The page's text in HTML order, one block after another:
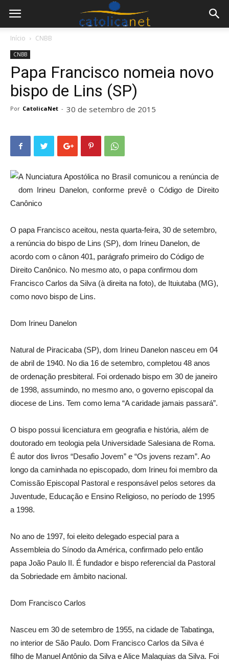
Início CNBB
CNBB
Papa Francisco nomeia novo
bispo de Lins (SP)
Por CatolicaNet - 30 de setembro de 2015
A Nunciatura Apostólica no Brasil comunicou a renúncia de
dom Irineu Danelon, conforme prevê o Código de Direito
Canônico
O papa Francisco aceitou, nesta quarta-feira, 30 de setembro,
a renúncia do bispo de Lins (SP), dom Irineu Danelon, de
acordo com o cânon 401, parágrafo primeiro do Código de
Direito Canônico. No mesmo ato, o papa confirmou dom
Francisco Carlos da Silva (à direita na foto), de Ituiutaba (MG),
como novo bispo de Lins.
Dom Irineu Danelon
Natural de Piracicaba (SP), dom Irineu Danelon nasceu em 04
de abril de 1940. No dia 16 de setembro, completou 48 anos
de ordenação presbiteral. Foi ordenado bispo em 30 de janeiro
de 1998, assumindo, no mesmo ano, o governo episcopal da
diocese de Lins. Tem como lema “A caridade jamais passará”.
O bispo possui licenciatura em geografia e história, além de
doutorado em teologia pela Universidade Salesiana de Roma.
É autor dos livros “Desafio Jovem” e “Os jovens rezam”. Ao
longo da caminhada no episcopado, dom Irineu foi membro da
Comissão Episcopal Pastoral e responsável pelos setores da
Juventude, Educação e Ensino Religioso, no período de 1995
a 1998.
No ano de 1997, foi eleito delegado especial para a
Assembleia do Sínodo da América, confirmado pelo então
papa João Paulo II. É fundador e bispo referencial da Pastoral
da Sobriedade em âmbito nacional.
Dom Francisco Carlos
Nasceu em 30 de setembro de 1955, na cidade de Tabatinga,
no interior de São Paulo. Dom Francisco Carlos da Silva é
filho de Manuel Antônio da Silva e Alice Malaquias da Silva. Foi